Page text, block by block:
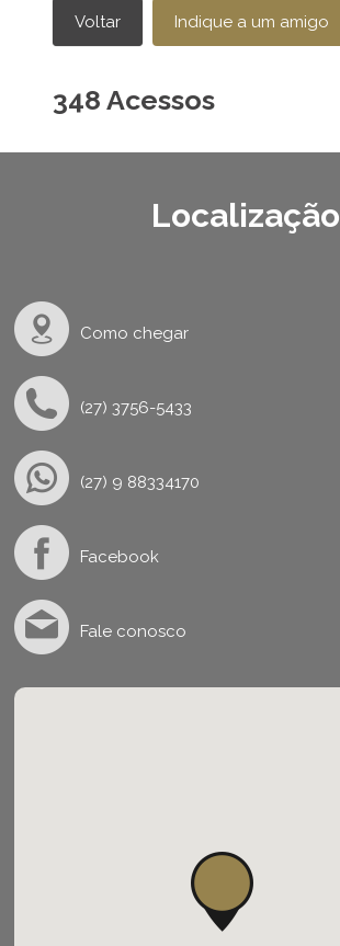
348 Acessos
Localização
Como chegar
(27) 3756-5433
(27) 9 88334170
Facebook
Fale conosco